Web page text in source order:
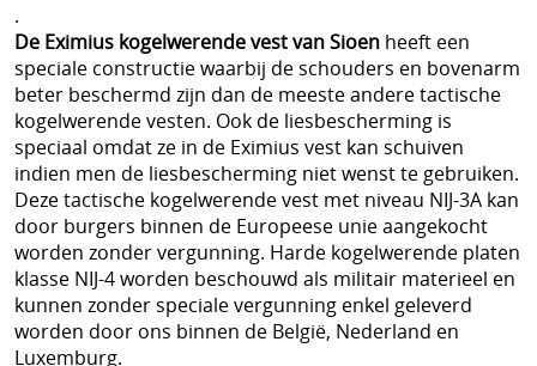
.
De Eximius kogelwerende vest van Sioen heeft een
speciale constructie waarbij de schouders en bovenarm
beter beschermd zijn dan de meeste andere tactische
kogelwerende vesten. Ook de liesbescherming is
speciaal omdat ze in de Eximius vest kan schuiven
indien men de liesbescherming niet wenst te gebruiken.
Deze tactische kogelwerende vest met niveau NIJ-3A kan
door burgers binnen de Europeese unie aangekocht
worden zonder vergunning. Harde kogelwerende platen
klasse NIJ-4 worden beschouwd als militair materieel en
kunnen zonder speciale vergunning enkel geleverd
worden door ons binnen de België, Nederland en
Luxemburg.